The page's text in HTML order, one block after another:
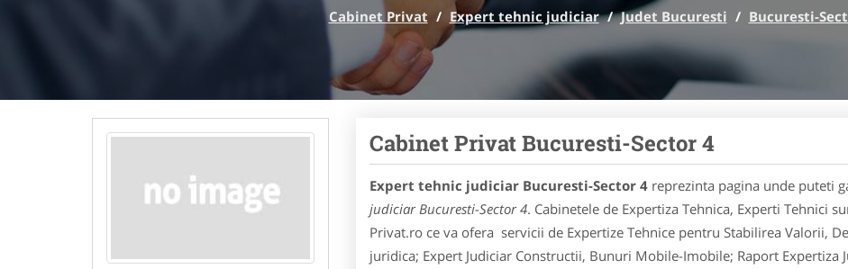
Cabinet Privat / Expert tehnic judiciar / Judet Bucuresti / Bucuresti-
Cabinet Privat Bucuresti-Sector 4
Expert tehnic judiciar Bucuresti-Sector 4reprezinta pagina unde puteti
judiciar Bucuresti-Sector 4. Cabinetele de Expertiza Tehnica, Experti Tehnici
Privat.ro ce va ofera servicii de Expertize Tehnice pentru Stabilirea Valorii,
juridica; Expert Judiciar Constructii, Bunuri Mobile-Imobile; Raport Expertiza